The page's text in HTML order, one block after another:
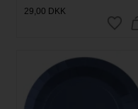
29,00 DKK